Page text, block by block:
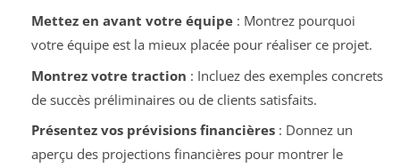
Mettez en avant votre équipe: Montrez pourquoi
votre équipe est la mieux placée pour réaliser ce projet.
Montrez votre traction : Incluez des exemples concrets
de succès préliminaires ou de clients satisfaits.
Présentez vos prévisions financières: Donnez un
aperçu des projections financières pour montrer le